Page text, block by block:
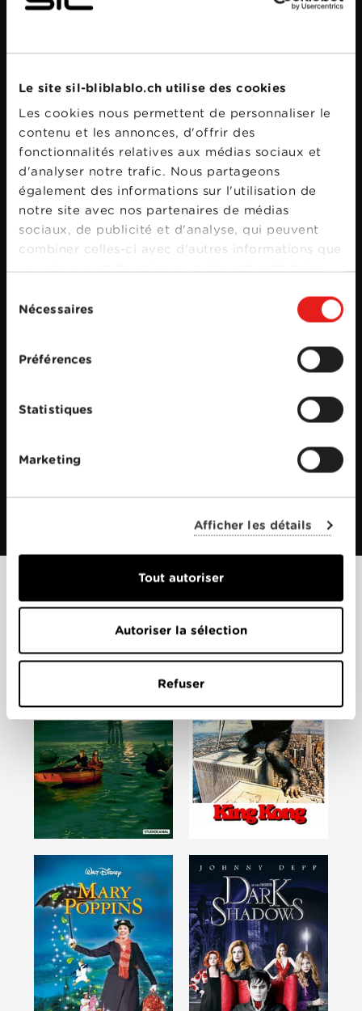
Le site sil-bliblablo.ch utilise des cookies
Les cookies nous permettent de personnaliser le
contenu et les annonces, d'offrir des
fonctionnalités relatives aux médias sociaux et
d'analyser notre trafic. Nous partageons
également des informations sur l'utilisation de
notre site avec nos partenaires de médias
sociaux, de publicité et d'analyse, qui peuvent
combiner celles-ci avec d'autres informations que
duNécessaires
Préférences
Statistiques
Marketing
Afficher les détails
Tout autoriser
Autoriser la sélection
Refuser
Films apparentés